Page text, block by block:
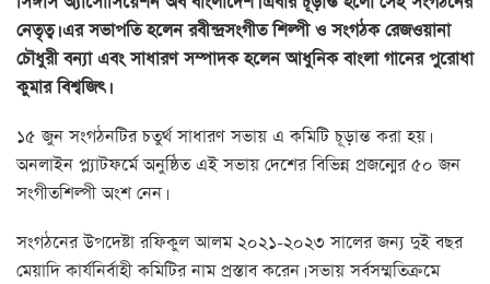
নেতৃত্ব। এর সভাপতি হলেন রবীন্দ্রসংগীত শিল্পী ও সংগঠক রেজওয়ানা
চৌধুরী বন্যা এবং সাধারণ সম্পাদক হলেন আধুনিক বাংলা গানের পুরোধা
কুমার বিশ্বজিৎ।
১৫ জুন সংগঠনটির চতুর্থ সাধারণ সভায় এ কমিটি চূড়ান্ত করা হয়।
অনলাইন প্ল্যাটফর্মে অনুষ্ঠিত এই সভায় দেশের বিভিন্ন প্রজন্মের ৫০ জন
সংগীতশিল্পী অংশ নেন।
সংগঠনের উপদেষ্টা রফিকুল আলম ২০২১-২০২৩ সালের জন্য দুই বছর
মেয়াদি কার্যনির্বাহী কমিটির নাম প্রস্তাব করেন। সভায় সর্বসম্মতিক্রমে